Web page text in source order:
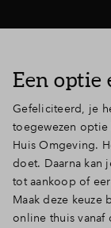
Een optie
Gefeliciteerd, je
toegewezen
Huis Omgeving.
doet. Daarna kan
tot aankoop of
Maak deze keuze
online thuis vanaf